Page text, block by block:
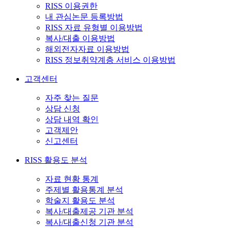
RISS 이용권한
내 관심논문 등록방법
RISS 자료 유형별 이용방법
복사/대출 이용방법
해외전자자료 이용방법
RISS 정보취약계층 서비스 이용방법
고객센터
자주 찾는 질문
상담 신청
상담 내역 확인
고객제안
신고센터
RISS 활용도 분석
자료 현황 통계
주제별 활용통계 분석
학술지 활용도 분석
복사/대출제공 기관 분석
복사/대출신청 기관 분석